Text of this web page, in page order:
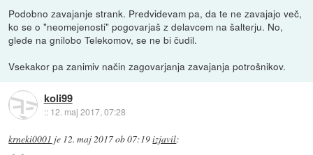
Podobno zavajanje strank. Predvidevam pa, da te ne zavajajo več,
ko se o "neomejenosti" pogovarjaš z delavcem na šalterju. No,
glede na gnilobo Telekomov, se ne bi čudil.
Vsekakor pa zanimiv način zagovarjanja zavajanja potrošnikov.
koli99
:: 12. maj 2017, 07:28
krneki0001 je 12. maj 2017 ob 07:19izjavil: